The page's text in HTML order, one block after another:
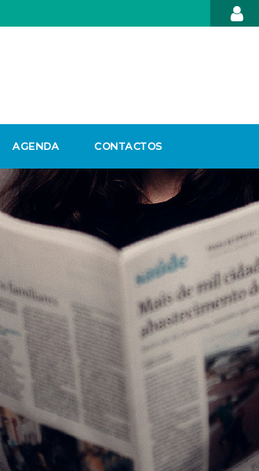
AGENDA CONTACTOS